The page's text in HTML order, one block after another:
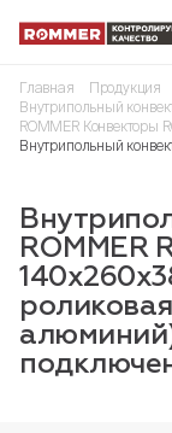
Главная Продукция
Внутрипольный
ROMMER Конвекторы
Внутрипольный
ROMMER